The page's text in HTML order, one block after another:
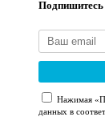
Нажимая
данных в